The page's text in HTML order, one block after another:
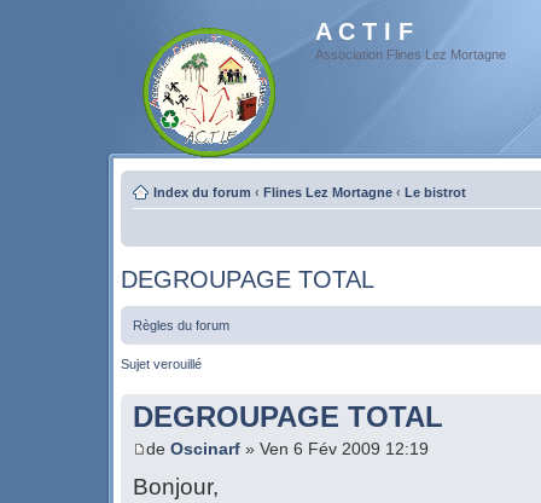
A C T I F
Association Flines Lez Mortagne
Index du forum ‹ Flines Lez Mortagne ‹ Le bistrot
DEGROUPAGE TOTAL
Règles du forum
Sujet verouillé
DEGROUPAGE TOTAL
de Oscinarf » Ven 6 Fév 2009 12:19
Bonjour,